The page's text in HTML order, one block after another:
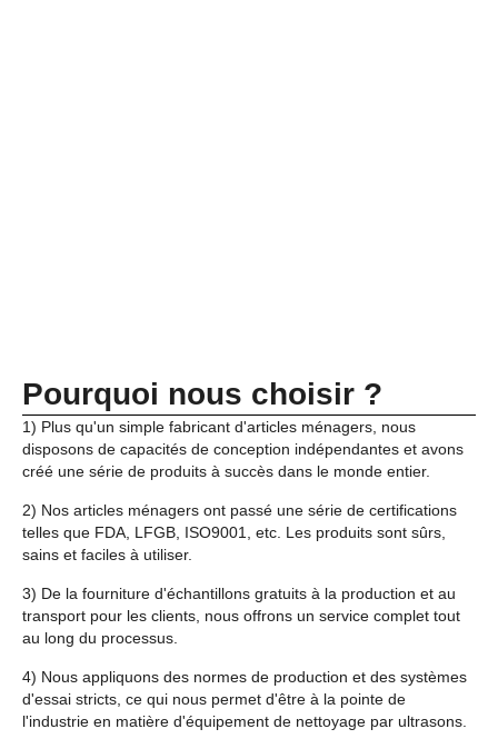
Pourquoi nous choisir ?
1) Plus qu'un simple fabricant d'articles ménagers, nous
disposons de capacités de conception indépendantes et avons
créé une série de produits à succès dans le monde entier.
2) Nos articles ménagers ont passé une série de certifications
telles que FDA, LFGB, ISO9001, etc. Les produits sont sûrs,
sains et faciles à utiliser.
3) De la fourniture d'échantillons gratuits à la production et au
transport pour les clients, nous offrons un service complet tout
au long du processus.
4) Nous appliquons des normes de production et des systèmes
d'essai stricts, ce qui nous permet d'être à la pointe de
l'industrie en matière d'équipement de nettoyage par ultrasons.